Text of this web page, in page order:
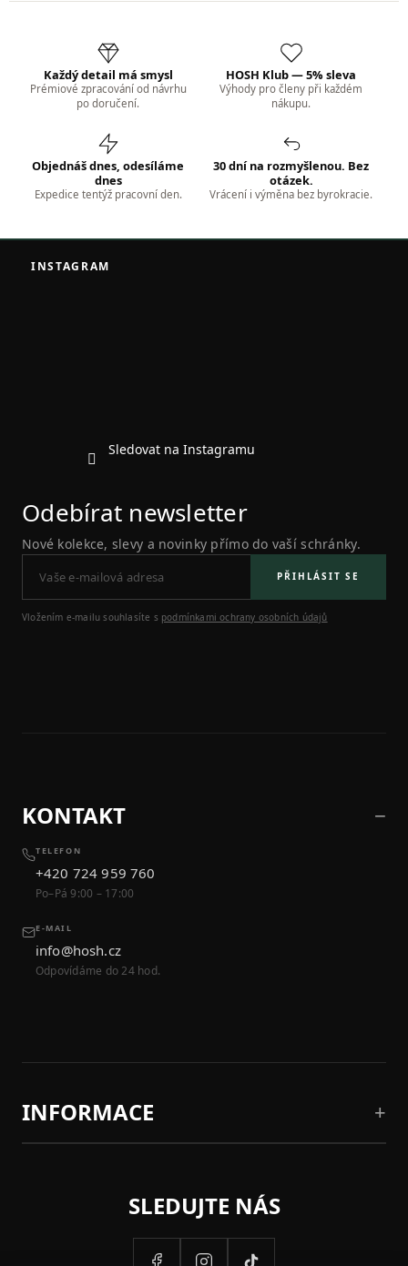
Každý detail má smysl
Prémiové zpracování od návrhu
po doručení.
HOSH Klub — 5% sleva
Výhody pro členy při každém
nákupu.
Objednáš dnes, odesíláme
dnes
Expedice tentýž pracovní den.
30 dní na rozmyšlenou. Bez
otázek.
Vrácení i výměna bez byrokracie.
Z
INSTAGRAM
Sledovat na Instagramu
Odebírat newsletter
Nové kolekce, slevy a novinky přímo do vaší schránky.
PŘIHLÁSIT SE
Vložením e-mailu souhlasíte s podmínkami ochrany osobních údajů
KONTAKT
TELEFON
+420 724 959 760
Po–Pá 9:00 – 17:00
E-MAIL
info@hosh.cz
Odpovídáme do 24 hod.
INFORMACE
SLEDUJTE NÁS